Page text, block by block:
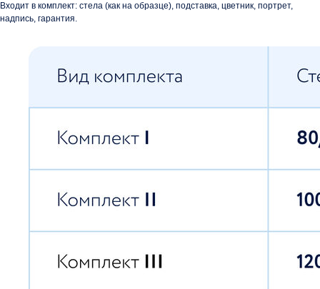
Входит в комплект: стела (как на образце), подставка, цветник, портрет,
надпись, гарантия.